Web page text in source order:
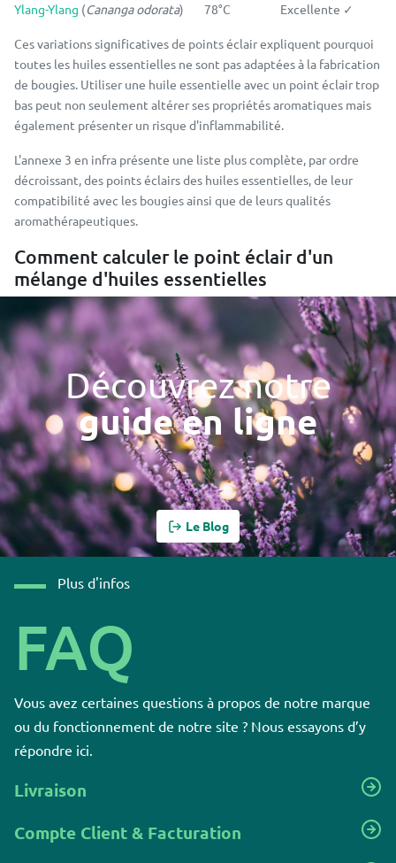
Ylang-Ylang (Cananga odorata) 78°C Excellente ✓
Ces variations significatives de points éclair expliquent pourquoi
toutes les huiles essentielles ne sont pas adaptées à la fabrication
de bougies. Utiliser une huile essentielle avec un point éclair trop
bas peut non seulement altérer ses propriétés aromatiques mais
également présenter un risque d'inflammabilité.
L'annexe 3 en infra présente une liste plus complète, par ordre
décroissant, des points éclairs des huiles essentielles, de leur
compatibilité avec les bougies ainsi que de leurs qualités
aromathérapeutiques.
Comment calculer le point éclair d'un
mélange d'huiles essentielles
Découvrez notre
guide en ligne
Le Blog
Plus d'infos
FAQ
Vous avez certaines questions à propos de notre marque
ou du fonctionnement de notre site ? Nous essayons d’y
répondre ici.
Livraison
Compte Client & Facturation